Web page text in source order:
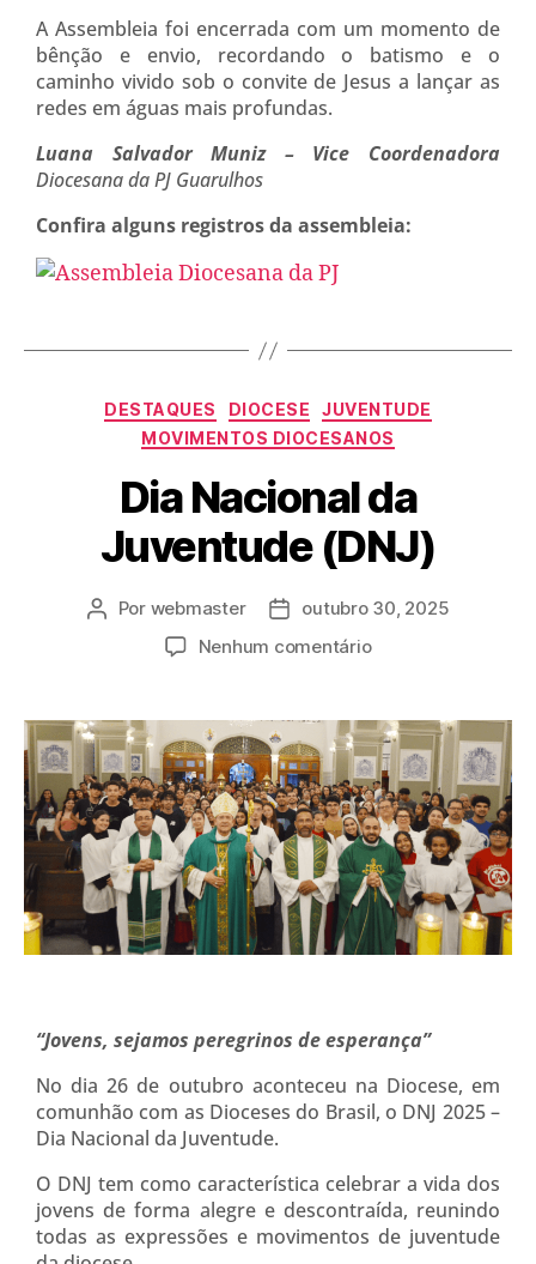
A Assembleia foi encerrada com um momento de
bênção e envio, recordando o batismo e o
caminho vivido sob o convite de Jesus a lançar as
redes em águas mais profundas.
Luana Salvador Muniz – Vice Coordenadora
Diocesana da PJ Guarulhos
Confira alguns registros da assembleia:
DESTAQUES DIOCESE
JUVENTUDE
MOVIMENTOS DIOCESANOS
Dia Nacional da
Juventude (DNJ)
Por webmaster
outubro 30, 2025
Nenhum comentário
“Jovens, sejamos peregrinos de esperança”
No dia 26 de outubro aconteceu na Diocese, em
comunhão com as Dioceses do Brasil, o DNJ 2025 –
Dia Nacional da Juventude.
O DNJ tem como característica celebrar a vida dos
jovens de forma alegre e descontraída, reunindo
todas as expressões e movimentos de juventude